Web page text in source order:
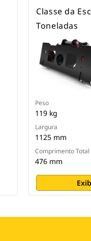
Classe da
Toneladas
Peso
119 kg
Largura
1125 mm
Comprimento Total
476 mm